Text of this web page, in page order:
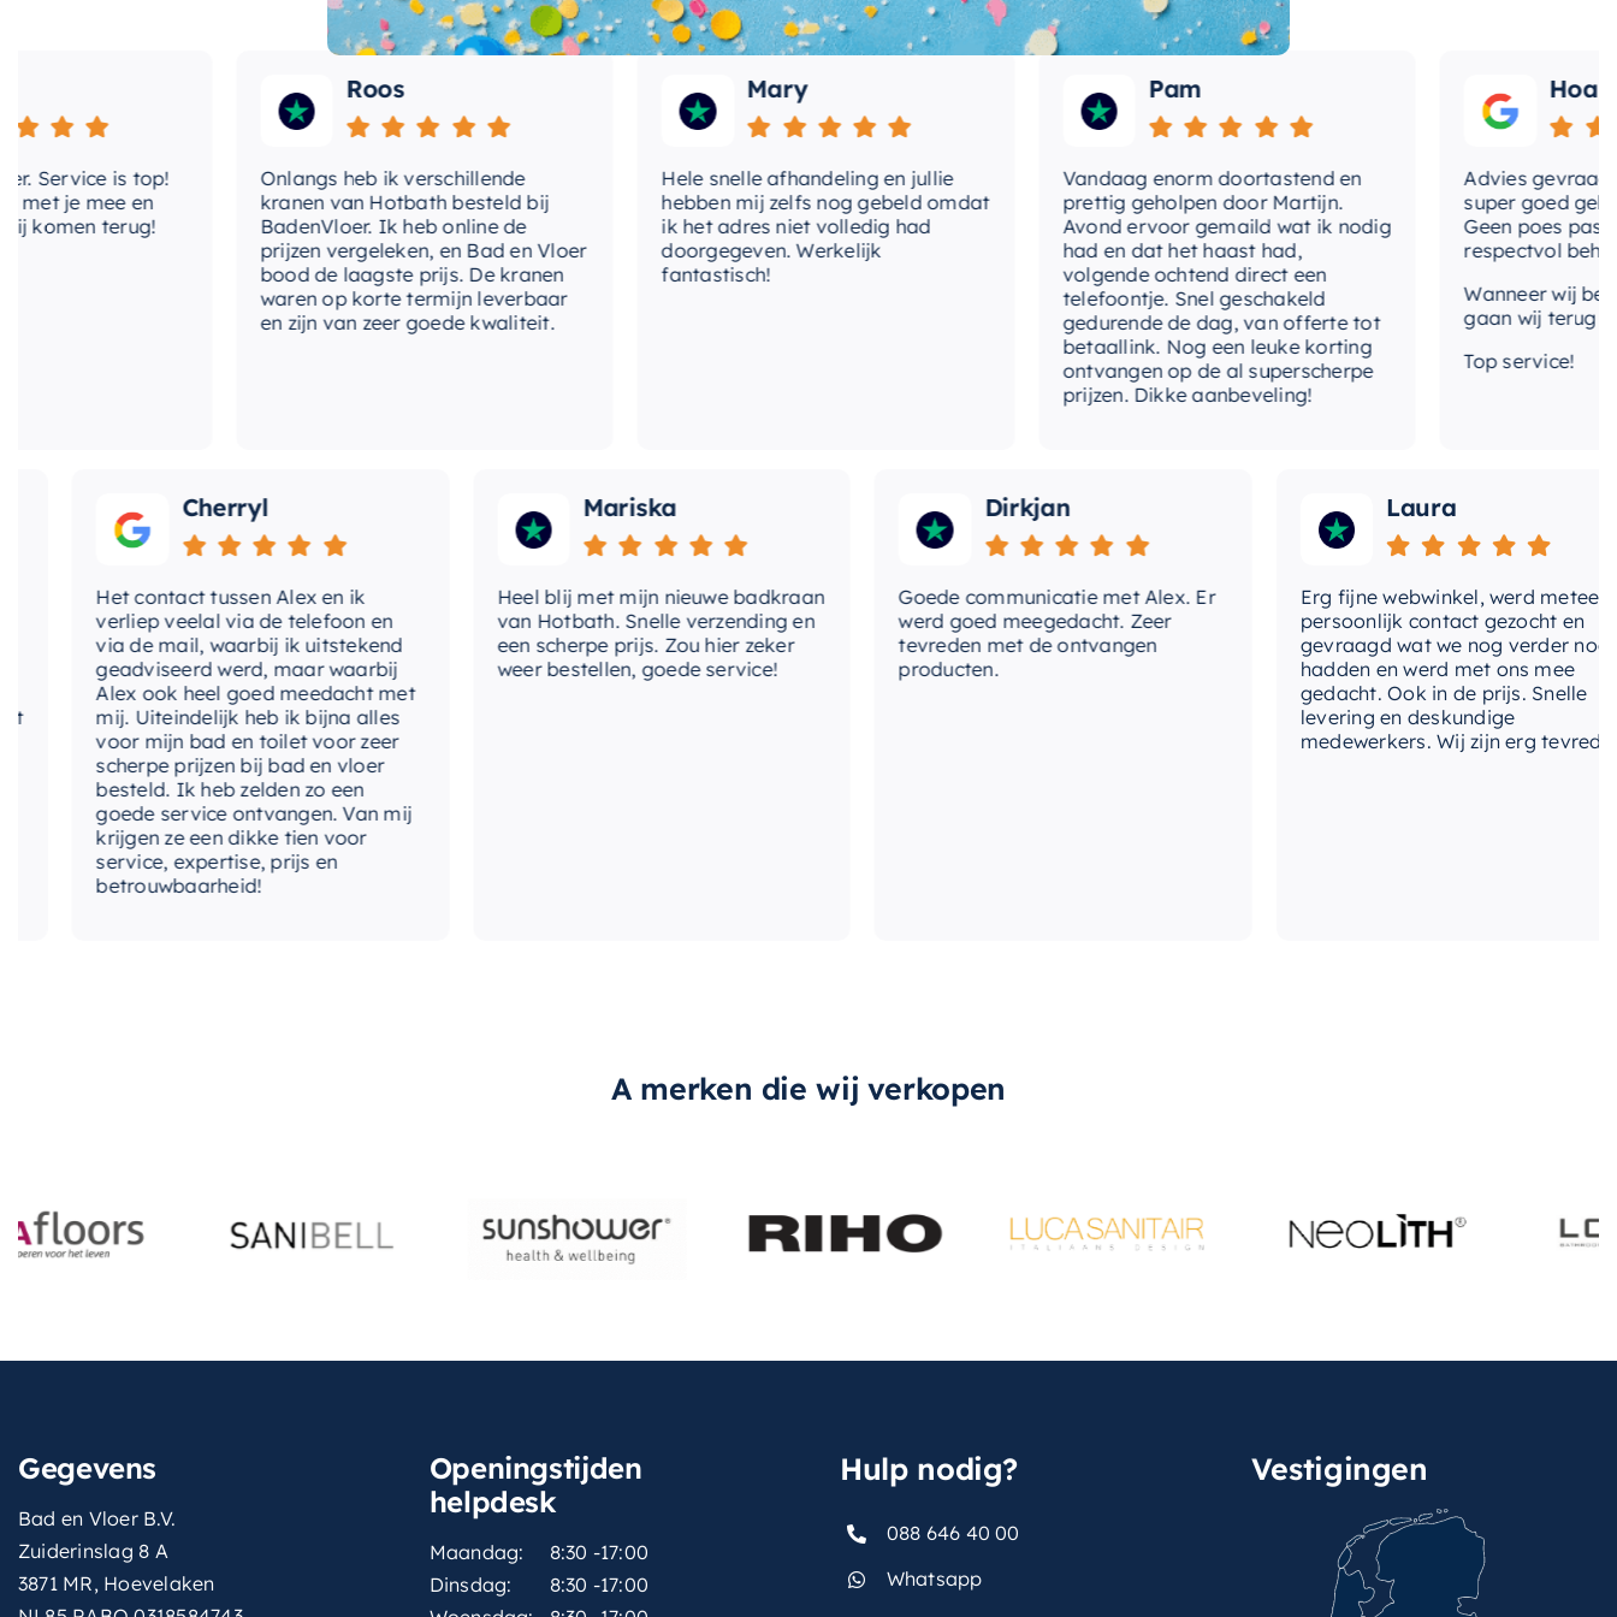
is top!
je mee en
terug!
Roos
Onlangs heb ik verschillende
kranen van Hotbath besteld bij
BadenVloer. Ik heb online de
prijzen vergeleken, en Bad en Vloer
bood de laagste prijs. De kranen
waren op korte termijn leverbaar
en zijn van zeer goede kwaliteit.
Mary
Hele snelle afhandeling en jullie
hebben mij zelfs nog gebeld omdat
ik het adres niet volledig had
doorgegeven. Werkelijk
fantastisch!
Pam
Vandaag enorm doortastend en
prettig geholpen door Martijn.
Avond ervoor gemaild wat ik nodig
had en dat het haast had,
volgende ochtend direct een
telefoontje. Snel geschakeld
gedurende de dag, van offerte tot
betaallink. Nog een leuke korting
ontvangen op de al superscherpe
prijzen. Dikke aanbeveling!
Hoa
Advies gevraagd
super goed
Geen poes pas,
respectvol
Wanneer wij
gaan wij terug naar
Top service!
Cherryl
Het contact tussen Alex en ik
verliep veelal via de telefoon en
via de mail, waarbij ik uitstekend
geadviseerd werd, maar waarbij
Alex ook heel goed meedacht met
mij. Uiteindelijk heb ik bijna alles
voor mijn bad en toilet voor zeer
scherpe prijzen bij bad en vloer
besteld. Ik heb zelden zo een
goede service ontvangen. Van mij
krijgen ze een dikke tien voor
service, expertise, prijs en
betrouwbaarheid!
Mariska
Heel blij met mijn nieuwe badkraan
van Hotbath. Snelle verzending en
een scherpe prijs. Zou hier zeker
weer bestellen, goede service!
Dirkjan
Goede communicatie met Alex. Er
werd goed meegedacht. Zeer
tevreden met de ontvangen
producten.
Laura
Erg fijne webwinkel, werd meteen
persoonlijk contact gezocht en
gevraagd wat we nog verder nodig
hadden en werd met ons mee
gedacht. Ook in de prijs. Snelle
levering en deskundige
medewerkers. Wij zijn erg tevreden!
A merken die wij verkopen
Gegevens
Bad en Vloer B.V.
Zuiderinslag 8 A
3871 MR, Hoevelaken
Openingstijden
helpdesk
Maandag:
8:30 -17:00
Dinsdag:
8:30 -17:00
Hulp nodig?
088 646 40 00
Whatsapp
Vestigingen